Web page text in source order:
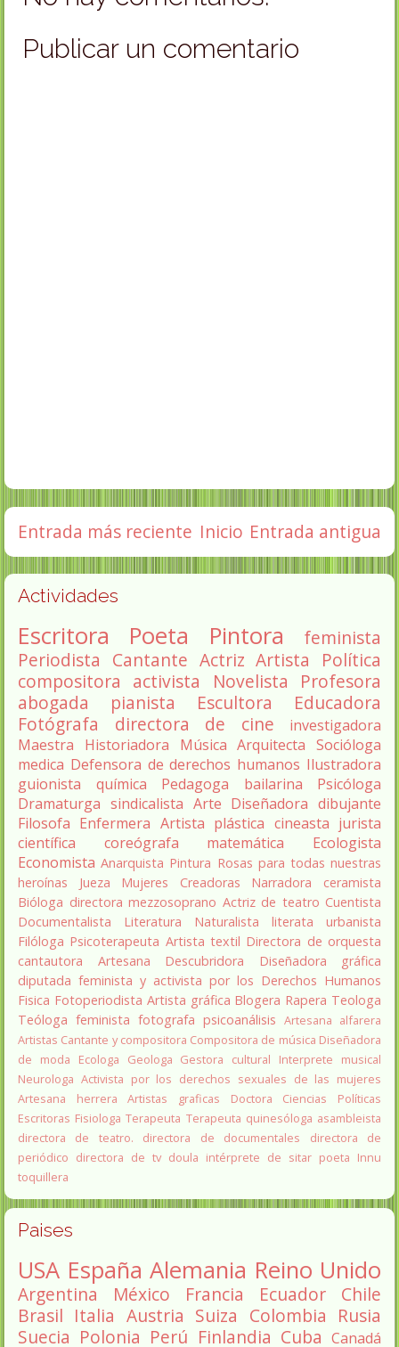
Publicar un comentario
Entrada más reciente Entrada antigua
Inicio
Actividades
Escritora Poeta Pintora
feminista
Periodista Cantante Actriz Artista
Política
compositora activista Novelista
Profesora
abogada
pianista Escultora
Educadora
Fotógrafa
directora de cine
investigadora
Maestra
Historiadora Música Arquitecta Socióloga
medica Defensora de derechos humanos Ilustradora
guionista
química Pedagoga bailarina
Psicóloga
Dramaturga sindicalista Arte Diseñadora dibujante
Filosofa Enfermera Artista plástica cineasta jurista
científica
coreógrafa matemática
Ecologista
Economista Anarquista Pintura Rosas para todas nuestras
heroínas
Jueza Mujeres Creadoras Narradora
ceramista
Bióloga directora mezzosoprano Actriz de teatro Cuentista
Documentalista
Literatura Naturalista literata
urbanista
Filóloga Psicoterapeuta Artista textil Directora de orquesta
cantautora
Artesana Descubridora
Diseñadora gráfica
diputada feminista y activista por los Derechos Humanos
Fisica Fotoperiodista Artista gráfica Blogera Rapera Teologa
Teóloga feminista fotografa psicoanálisis Artesana alfarera
Artistas Cantante y compositora Compositora de música Diseñadora
de moda
Ecologa Geologa Gestora cultural
Interprete musical
Neurologa Activista por los derechos sexuales de las mujeres
Artesana herrera
Artistas graficas
Doctora Ciencias Políticas
Escritoras Fisiologa Terapeuta Terapeuta quinesóloga asambleista
directora de teatro.
directora de documentales
directora de
periódico directora de tv doula intérprete de sitar poeta Innu
toquillera
Paises
USA España Alemania Reino Unido
Argentina México Francia Ecuador
Chile
Brasil Italia Austria Suiza Colombia Rusia
Suecia Polonia Perú Finlandia Cuba Canadá